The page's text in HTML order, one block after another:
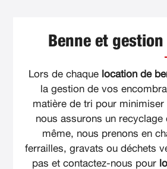
Benne et
Lors de chaque location de
la gestion de vos
matière de tri pour
nous assurons un
même, nous prenons en
ferrailles, gravats ou déchets
pas et contactez-nous pour